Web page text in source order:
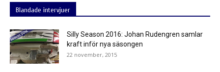
Blandade intervjuer
Silly Season 2016: Johan Rudengren samlar
kraft inför nya säsongen
22 november, 2015